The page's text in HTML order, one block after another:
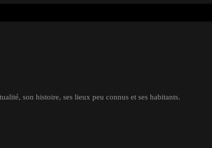
son histoire, ses lieux peu connus et ses habitants.